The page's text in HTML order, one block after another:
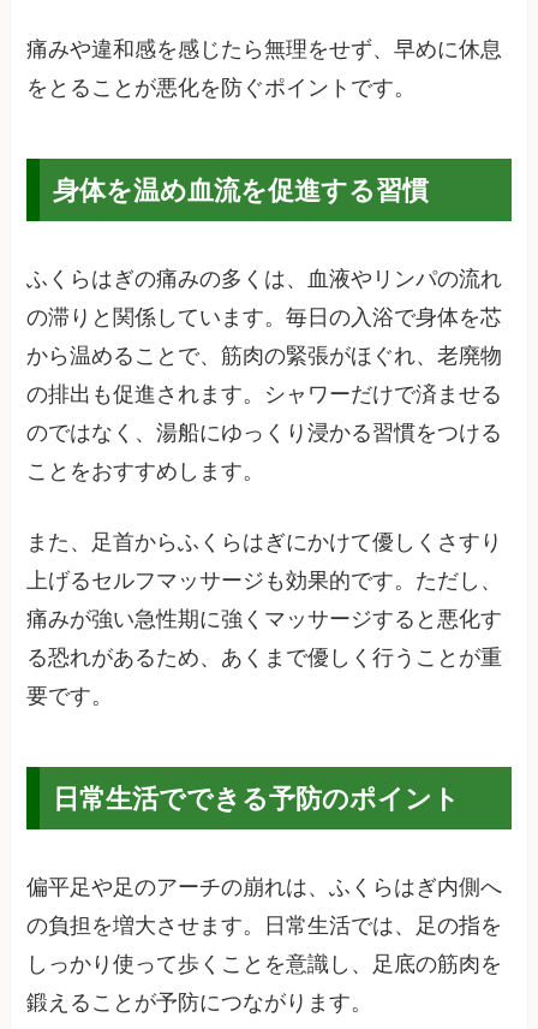
痛みや違和感を感じたら無理をせず、早めに休息
をとることが悪化を防ぐポイントです。
身体を温め血流を促進する習慣
ふくらはぎの痛みの多くは、血液やリンパの流れ
の滞りと関係しています。毎日の入浴で身体を芯
から温めることで、筋肉の緊張がほぐれ、老廃物
の排出も促進されます。シャワーだけで済ませる
のではなく、湯船にゆっくり浸かる習慣をつける
ことをおすすめします。
また、足首からふくらはぎにかけて優しくさすり
上げるセルフマッサージも効果的です。ただし、
痛みが強い急性期に強くマッサージすると悪化す
る恐れがあるため、あくまで優しく行うことが重
要です。
日常生活でできる予防のポイント
偏平足や足のアーチの崩れは、ふくらはぎ内側へ
の負担を増大させます。日常生活では、足の指を
しっかり使って歩くことを意識し、足底の筋肉を
鍛えることが予防につながります。